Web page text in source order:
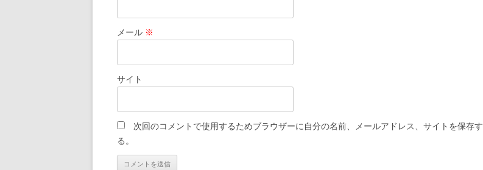
メール ※
サイト
次回のコメントで使用するためブラウザーに自分の名前、メールアドレス、サイトを保存す
る。